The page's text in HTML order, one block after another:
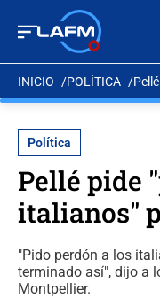
INICIO POLÍTICA
Política
Pellé pide
italianos"
"Pido perdón a los
terminado así", dijo a
Montpellier.